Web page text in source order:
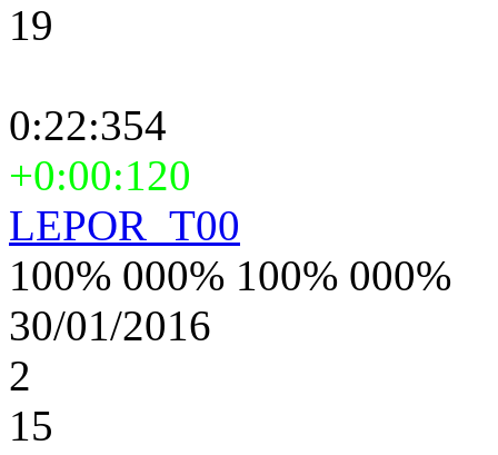
19
0:22:354
+0:00:120
LEPOR_T00
100% 000% 100% 000%
30/01/2016
2
15